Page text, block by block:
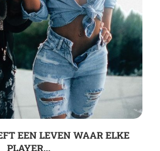
EEN LEVEN WAAR ELKE
PLAYER...